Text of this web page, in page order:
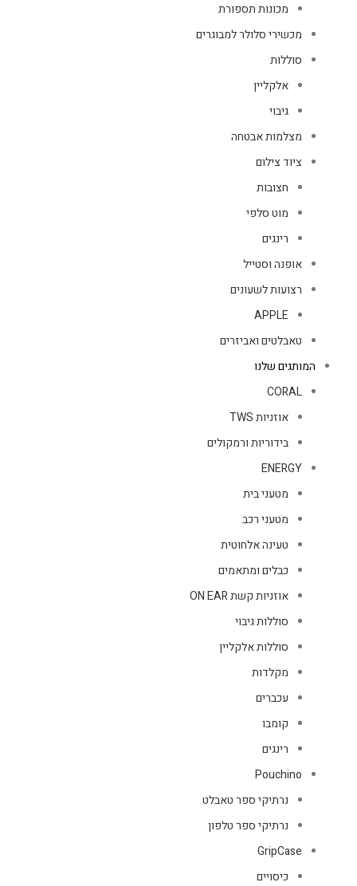
מכונות תספורת
מכשירי סלולר למבוגרים
סוללות
אלקליין
גיבוי
מצלמות אבטחה
ציוד צילום
חצובות
מוט סלפי
רינגים
אופנה וסטייל
רצועות לשעונים
APPLE
טאבלטים ואביזרים
המותגים שלנו
CORAL
אוזניות TWS
בידוריות ורמקולים
ENERGY
מטעני בית
מטעני רכב
טעינה אלחוטית
כבלים ומתאמים
אוזניות קשת ON EAR
סוללות גיבוי
סוללות אלקליין
מקלדות
עכברים
קומבו
רינגים
Pouchino
נרתיקי ספר טאבלט
נרתיקי ספר טלפון
GripCase
כיסויים